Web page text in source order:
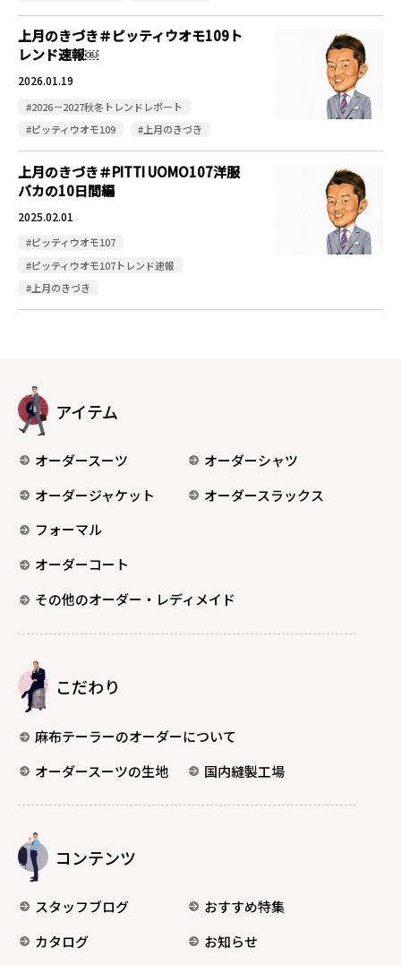
上月のきづき＃ピッティウオモ109ト
レンド速報￼
2026.01.19
#2026－2027秋冬トレンドレポート
#ピッティウオモ109
#上月のきづき
上月のきづき＃PITTI UOMO107洋服
バカの10日間編
2025.02.01
#ピッティウオモ107
#ピッティウオモ107トレンド速報
#上月のきづき
アイテム
オーダースーツ
オーダーシャツ
オーダージャケット
オーダースラックス
フォーマル
オーダーコート
その他のオーダー・レディメイド
こだわり
麻布テーラーのオーダーについて
オーダースーツの生地
国内縫製工場
コンテンツ
スタッフブログ
おすすめ特集
カタログ
お知らせ